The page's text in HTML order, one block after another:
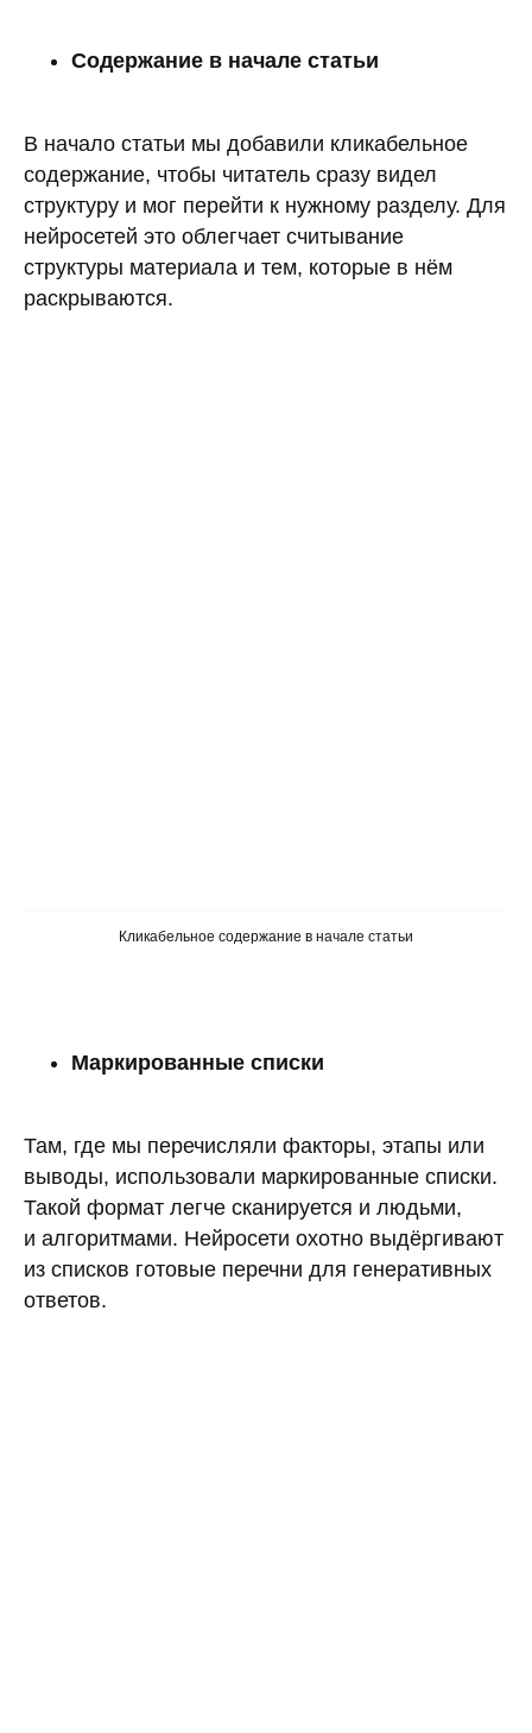
Содержание в начале статьи
В начало статьи мы добавили кликабельное
содержание, чтобы читатель сразу видел
структуру и мог перейти к нужному разделу. Для
нейросетей это облегчает считывание
структуры материала и тем, которые в нём
раскрываются.
Кликабельное содержание в начале статьи
Маркированные списки
Там, где мы перечисляли факторы, этапы или
выводы, использовали маркированные списки.
Такой формат легче сканируется и людьми,
и алгоритмами. Нейросети охотно выдёргивают
из списков готовые перечни для генеративных
ответов.